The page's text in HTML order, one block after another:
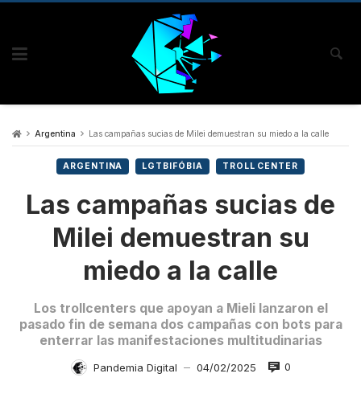
Argentina Las campañas sucias de Milei demuestran su miedo a la calle
ARGENTINA LGTBIFÓBIA TROLL CENTER
Las campañas sucias de
Milei demuestran su
miedo a la calle
Los trollcenters que apoyan a Mieli lanzaron el
pasado fin de semana dos campañas con bots para
enterrar las manifestaciones multitudinarias
Pandemia Digital — 04/02/2025 0